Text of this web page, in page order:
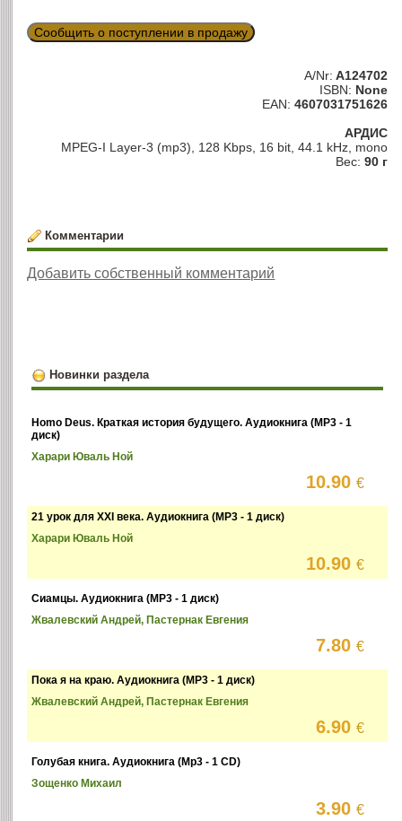
Сообщить о поступлении в продажу
A/Nr: A124702
ISBN: None
EAN: 4607031751626
АРДИС
MPEG-I Layer-3 (mp3), 128 Kbps, 16 bit, 44.1 kHz, mono
Вес: 90 г
Комментарии
Добавить собственный комментарий
Новинки раздела
Homo Deus. Краткая история будущего. Аудиокнига (MP3 - 1
диск)
Харари Юваль Ной
10.90€
21 урок для XXI века. Аудиокнига (MP3 - 1 диск)
Харари Юваль Ной
10.90€
Сиамцы. Аудиокнига (MP3 - 1 диск)
Жвалевский Андрей, Пастернак Евгения
7.80€
Пока я на краю. Аудиокнига (MP3 - 1 диск)
Жвалевский Андрей, Пастернак Евгения
6.90€
Голубая книга. Аудиокнига (Mp3 - 1 CD)
Зощенко Михаил
3.90€